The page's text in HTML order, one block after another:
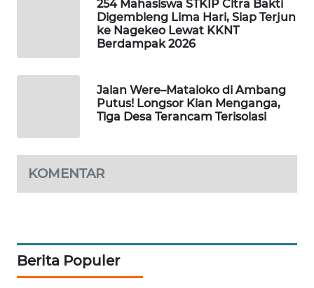
254 Mahasiswa STKIP Citra Bakti
Digembleng Lima Hari, Siap Terjun
ke Nagekeo Lewat KKNT
Berdampak 2026
Jalan Were–Mataloko di Ambang
Putus! Longsor Kian Menganga,
Tiga Desa Terancam Terisolasi
KOMENTAR
Berita Populer
NEWS
METRO
MEDAN
METRO
JAKARTA
NEWS